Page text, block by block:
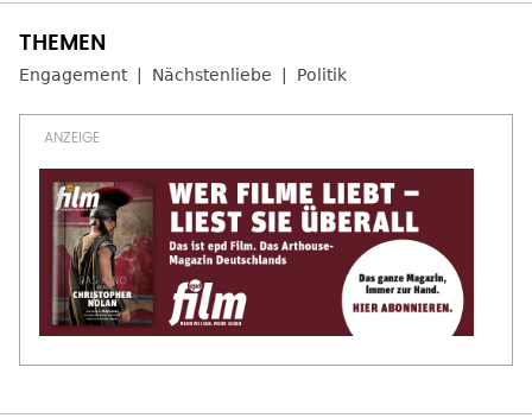
Engagement Nächstenliebe Politik